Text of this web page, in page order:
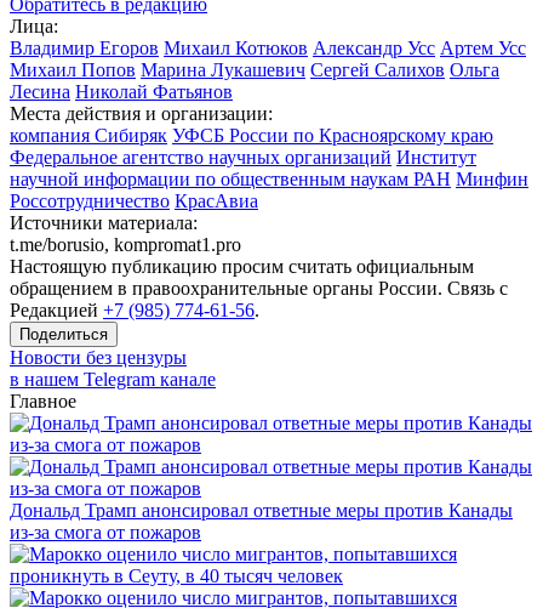
Обратитесь в редакцию
Лица:
Владимир Егоров Михаил Котюков Александр Усс Артем Усс
Михаил Попов Марина Лукашевич Сергей Салихов Ольга
Лесина Николай Фатьянов
Места действия и организации:
компания Сибиряк УФСБ России по Красноярскому краю
Федеральное агентство научных организаций Институт
научной информации по общественным наукам РАН Минфин
Россотрудничество КрасАвиа
Источники материала:
t.me/borusio, kompromat1.pro
Настоящую публикацию просим считать официальным
обращением в правоохранительные органы России. Связь с
Редакцией +7 (985) 774-61-56.
Поделиться
Новости без цензуры
в нашем Telegram канале
Главное
Дональд Трамп анонсировал ответные меры против Канады
из-за смога от пожаров